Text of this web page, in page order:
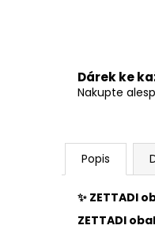
Dárek ke
Nakupte
Popis
✨ ZETTADI
ZETTADI